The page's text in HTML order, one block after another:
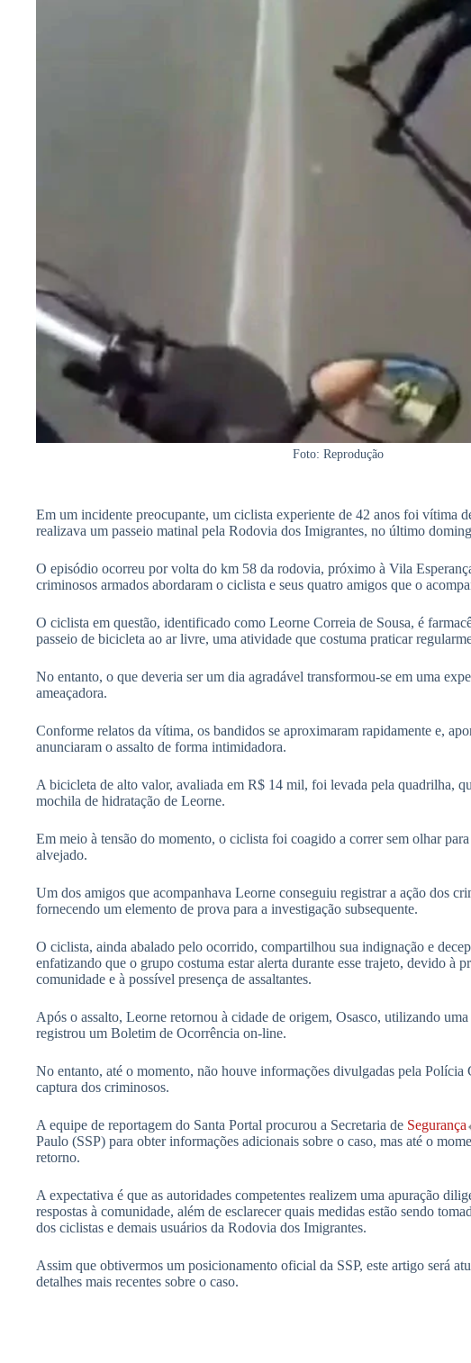
Foto: Reprodução
Em um incidente preocupante, um ciclista experiente de 42 anos foi vítima
realizava um passeio matinal pela Rodovia dos Imigrantes, no último
O episódio ocorreu por volta do km 58 da rodovia, próximo à Vila
criminosos armados abordaram o ciclista e seus quatro amigos que o
O ciclista em questão, identificado como Leorne Correia de Sousa, é
passeio de bicicleta ao ar livre, uma atividade que costuma praticar
No entanto, o que deveria ser um dia agradável transformou-se em uma
ameaçadora.
Conforme relatos da vítima, os bandidos se aproximaram rapidamente e,
anunciaram o assalto de forma intimidadora.
A bicicleta de alto valor, avaliada em R$ 14 mil, foi levada pela quadrilha,
mochila de hidratação de Leorne.
Em meio à tensão do momento, o ciclista foi coagido a correr sem olhar para
alvejado.
Um dos amigos que acompanhava Leorne conseguiu registrar a ação dos
fornecendo um elemento de prova para a investigação subsequente.
O ciclista, ainda abalado pelo ocorrido, compartilhou sua indignação e
enfatizando que o grupo costuma estar alerta durante esse trajeto, devido à
comunidade e à possível presença de assaltantes.
Após o assalto, Leorne retornou à cidade de origem, Osasco, utilizando
registrou um Boletim de Ocorrência on-line.
No entanto, até o momento, não houve informações divulgadas pela
captura dos criminosos.
A equipe de reportagem do Santa Portal procurou a Secretaria de Segurança
Paulo (SSP) para obter informações adicionais sobre o caso, mas até o
retorno.
A expectativa é que as autoridades competentes realizem uma apuração
respostas à comunidade, além de esclarecer quais medidas estão sendo
dos ciclistas e demais usuários da Rodovia dos Imigrantes.
Assim que obtivermos um posicionamento oficial da SSP, este artigo será
detalhes mais recentes sobre o caso.